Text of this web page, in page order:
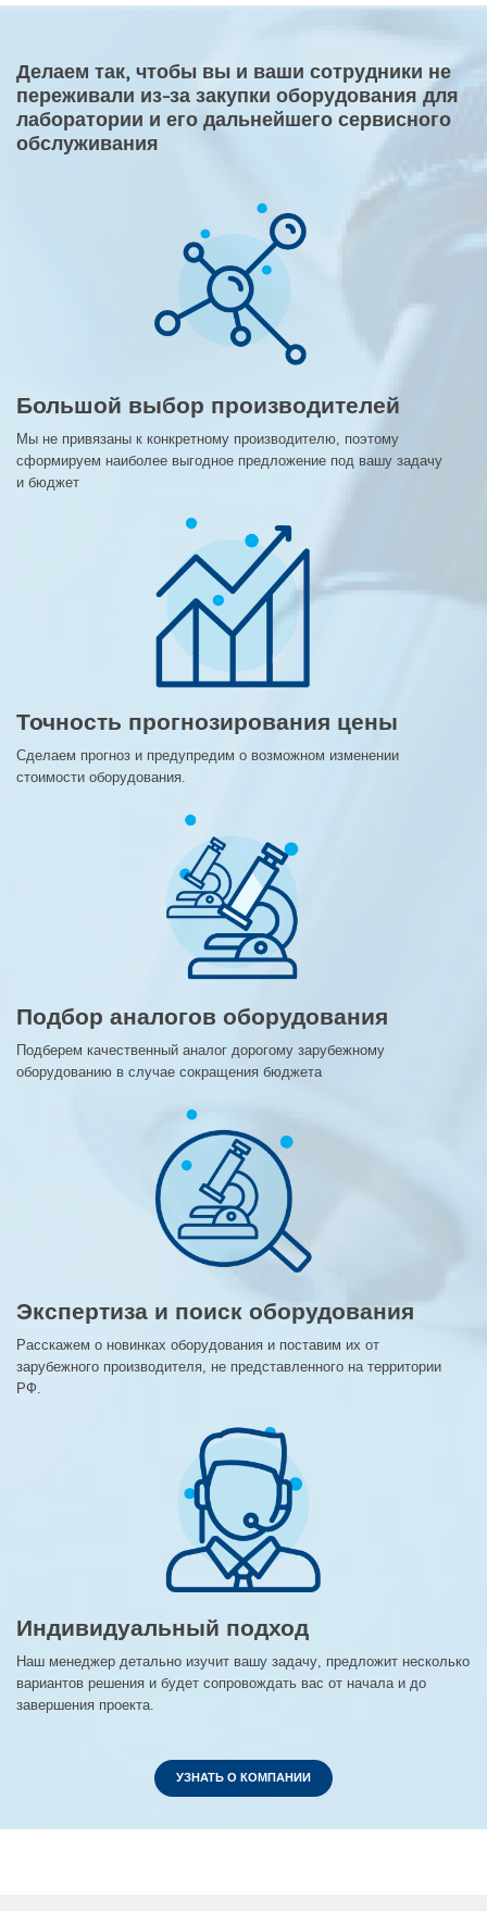
Делаем так, чтобы вы и ваши сотрудники не
переживали из-за закупки оборудования для
лаборатории и его дальнейшего сервисного
обслуживания
Большой выбор производителей
Мы не привязаны к конкретному производителю, поэтому
сформируем наиболее выгодное предложение под вашу задачу
и бюджет
Точность прогнозирования цены
Сделаем прогноз и предупредим о возможном изменении
стоимости оборудования.
Подбор аналогов оборудования
Подберем качественный аналог дорогому зарубежному
оборудованию в случае сокращения бюджета
Экспертиза и поиск оборудования
Расскажем о новинках оборудования и поставим их от
зарубежного производителя, не представленного на территории
РФ.
Индивидуальный подход
Наш менеджер детально изучит вашу задачу, предложит несколько
вариантов решения и будет сопровождать вас от начала и до
завершения проекта.
УЗНАТЬ О КОМПАНИИ